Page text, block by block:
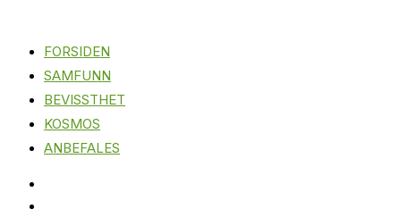
FORSIDEN
SAMFUNN
BEVISSTHET
KOSMOS
ANBEFALES